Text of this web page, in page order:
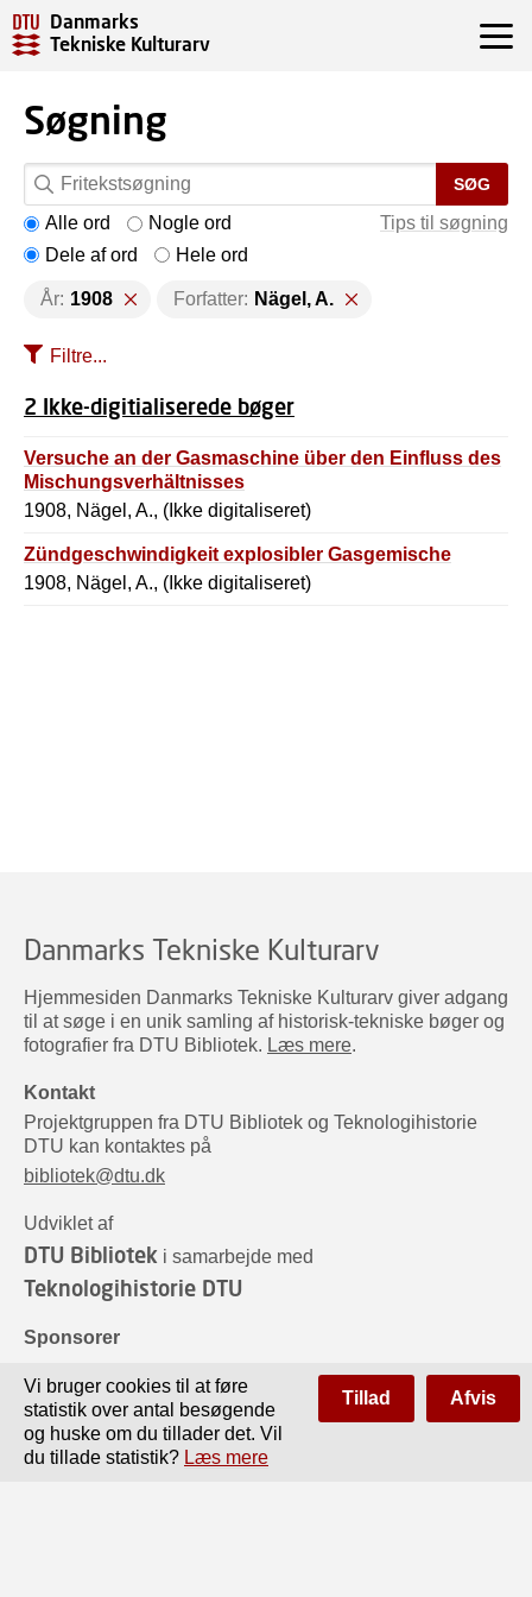
Danmarks
Tekniske Kulturarv
Søgning
SØG
Tips til søgning
Alle ord
Nogle ord
Dele af ord
Hele ord
År: 1908 Forfatter: Nägel, A.
Filtre...
2 Ikke-digitialiserede bøger
Versuche an der Gasmaschine über den Einfluss des
Mischungsverhältnisses
1908, Nägel, A., (Ikke digitaliseret)
Zündgeschwindigkeit explosibler Gasgemische
1908, Nägel, A., (Ikke digitaliseret)
Danmarks Tekniske Kulturarv
Hjemmesiden Danmarks Tekniske Kulturarv giver adgang
til at søge i en unik samling af historisk-tekniske bøger og
fotografier fra DTU Bibliotek. Læs mere.
Kontakt
Projektgruppen fra DTU Bibliotek og Teknologihistorie
DTU kan kontaktes på
bibliotek@dtu.dk
Udviklet af
DTU Bibliotek i samarbejde med
Teknologihistorie DTU
Sponsorer
Vi bruger cookies til at føre
statistik over antal besøgende
og huske om du tillader det. Vil
du tillade statistik? Læs mere
Tillad Afvis